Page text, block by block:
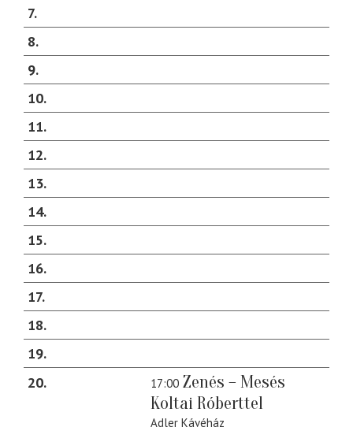
7
8
9
10
11
12
13
14
15
16
17
18
19
20
17:00 Zenés – Mesés
Koltai Róberttel
Adler Kávéház